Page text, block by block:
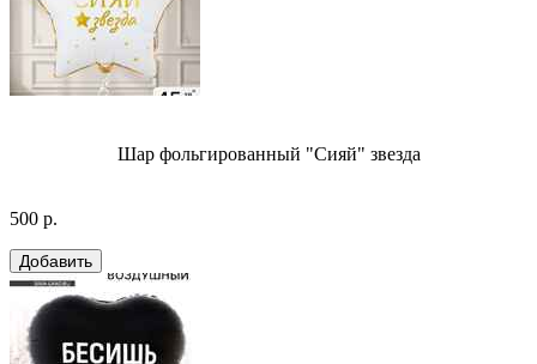
Шар фольгированный "Сияй" звезда
500 р.